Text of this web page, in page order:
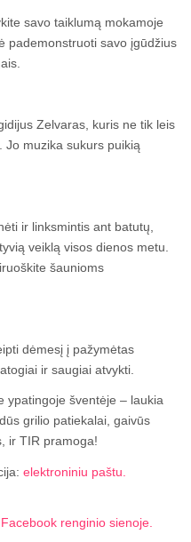
savo taiklumą mokamoje
pademonstruoti savo įgūdžius
Zelvaras, kuris ne tik leis
Jo muzika sukurs puikią
ir linksmintis ant batutų,
veiklą visos dienos metu.
šaunioms
dėmesį į pažymėtas
ir saugiai atvykti.
ypatingoje šventėje – laukia
grilio patiekalai, gaivūs
ir TIR pramoga!
elektroniniu paštu.
Facebook renginio sienoje.